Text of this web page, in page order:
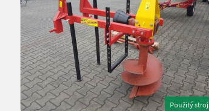
Použitý stroj